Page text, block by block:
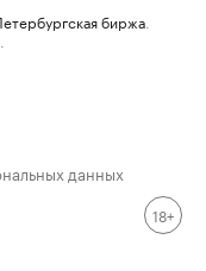
биржа
данных
18+